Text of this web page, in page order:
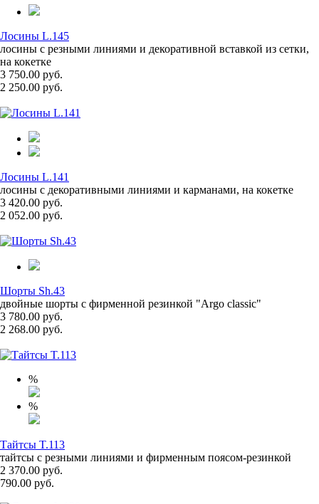
Лосины L.145
лосины с резными линиями и декоративной вставкой из сетки,
на кокетке
3 750.00 руб.
2 250.00 руб.
Лосины L.141
лосины с декоративными линиями и карманами, на кокетке
3 420.00 руб.
2 052.00 руб.
Шорты Sh.43
двойные шорты с фирменной резинкой "Argo classic"
3 780.00 руб.
2 268.00 руб.
%
%
Тайтсы T.113
тайтсы с резными линиями и фирменным поясом-резинкой
2 370.00 руб.
790.00 руб.